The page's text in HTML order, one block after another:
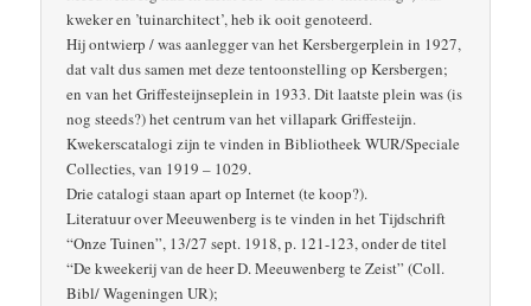
kweker en ’tuinarchitect’, heb ik ooit genoteerd.
Hij ontwierp / was aanlegger van het Kersbergerplein in 1927,
dat valt dus samen met deze tentoonstelling op Kersbergen;
en van het Griffesteijnseplein in 1933. Dit laatste plein was (is
nog steeds?) het centrum van het villapark Griffesteijn.
Kwekerscatalogi zijn te vinden in Bibliotheek WUR/Speciale
Collecties, van 1919 – 1029.
Drie catalogi staan apart op Internet (te koop?).
Literatuur over Meeuwenberg is te vinden in het Tijdschrift
“Onze Tuinen”, 13/27 sept. 1918, p. 121-123, onder de titel
“De kweekerij van de heer D. Meeuwenberg te Zeist” (Coll.
Bibl/ Wageningen UR);